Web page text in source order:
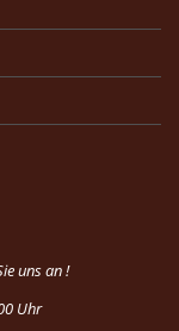
uns an !
Uhr